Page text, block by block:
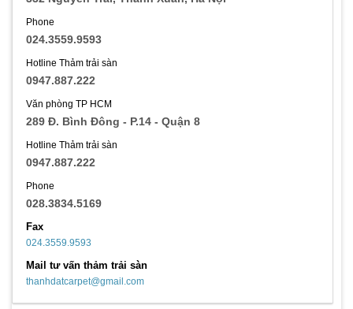
Phone
024.3559.9593
Hotline Thảm trải sàn
0947.887.222
Văn phòng TP HCM
289 Đ. Bình Đông - P.14 - Quận 8
Hotline Thảm trải sàn
0947.887.222
Phone
028.3834.5169
Fax
024.3559.9593
Mail tư vấn thảm trải sàn
thanhdatcarpet@gmail.com